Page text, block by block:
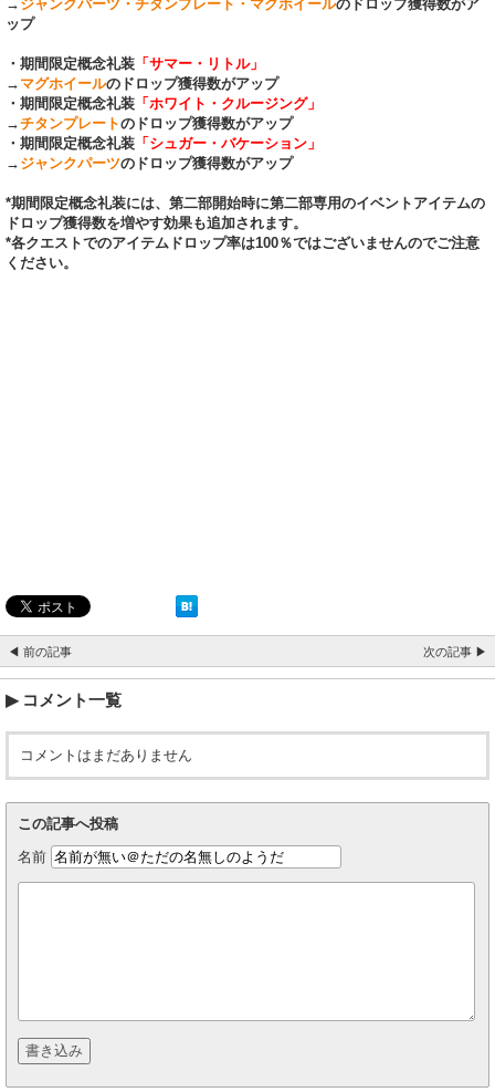
→ ジャンクパーツ・チタンプレート・マグホイールのドロップ獲得数がア
ップ
・期間限定概念礼装 「サマー・リトル」
→ マグホイールのドロップ獲得数がアップ
・期間限定概念礼装 「ホワイト・クルージング」
→チタンプレートのドロップ獲得数がアップ
・期間限定概念礼装 「シュガー・バケーション」
→ ジャンクパーツのドロップ獲得数がアップ
*期間限定概念礼装には、第二部開始時に第二部専用のイベントアイテムの
ドロップ獲得数を増やす効果も追加されます。
*各クエストでのアイテムドロップ率は100％ではございませんのでご注意
ください。
◀ 前の記事 次の記事 ▶
コメント一覧
コメントはまだありません
この記事へ投稿
名前